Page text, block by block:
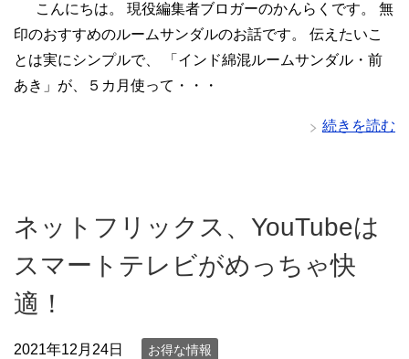
こんにちは。 現役編集者ブロガーのかんらくです。 無
印のおすすめのルームサンダルのお話です。 伝えたいこ
とは実にシンプルで、 「インド綿混ルームサンダル・前
あき」が、５カ月使って・・・
続きを読む
ネットフリックス、YouTubeは
スマートテレビがめっちゃ快
適！
2021年12月24日 お得な情報